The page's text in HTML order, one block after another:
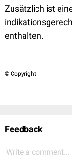
Zusätzlich ist
enthalten.
© Copyright
Feedback
Write a comment...